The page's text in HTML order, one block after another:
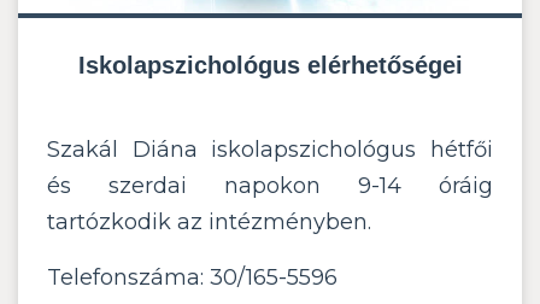
Iskolapszichológus elérhetőségei
Szakál Diána iskolapszichológus hétfői
és szerdai napokon 9-14 óráig
tartózkodik az intézményben.
Telefonszáma: 30/165-5596